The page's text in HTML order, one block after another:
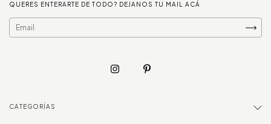
QUERES ENTERARTE DE TODO? DEJANOS TU MAIL ACÁ
CATEGORÍAS